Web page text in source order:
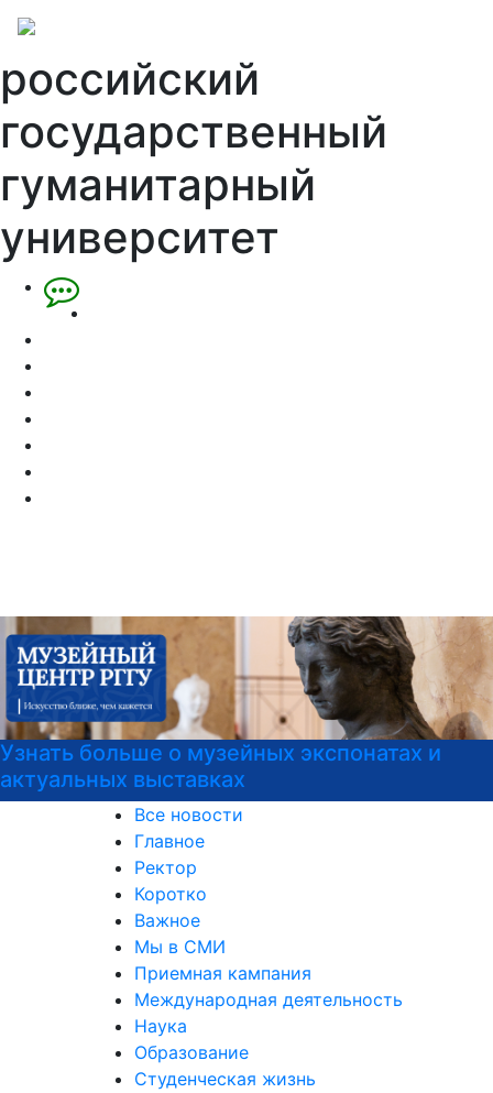
российский
государственный
гуманитарный
университет
Узнать больше о музейных экспонатах и
актуальных выставках
Все новости
Главное
Ректор
Коротко
Важное
Мы в СМИ
Приемная кампания
Международная деятельность
Наука
Образование
Студенческая жизнь